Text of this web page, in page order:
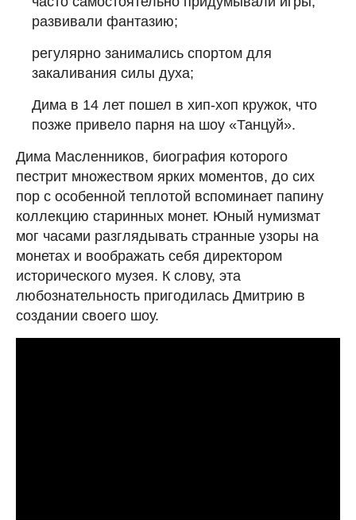
развивали фантазию;
регулярно занимались спортом для
закаливания силы духа;
Дима в 14 лет пошел в хип-хоп кружок, что
позже привело парня на шоу «Танцуй».
Дима Масленников, биография которого
пестрит множеством ярких моментов, до сих
пор с особенной теплотой вспоминает папину
коллекцию старинных монет. Юный нумизмат
мог часами разглядывать странные узоры на
монетах и воображать себя директором
исторического музея. К слову, эта
любознательность пригодилась Дмитрию в
создании своего шоу.